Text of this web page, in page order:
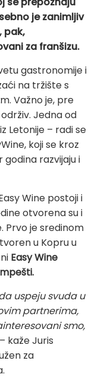
je zanimljiv
pak,
za franšizu.
gastronomije i
na tržište s
Važno je, pre
Jedna od
Letonije – radi se
koji se kroz
godina razvijaju i
Wine postoji i
otvorena su i
Prvo je sredinom
u Kopru u
Easy Wine
uspeju svuda u
partnerima,
smo,
– kaže Juris
za